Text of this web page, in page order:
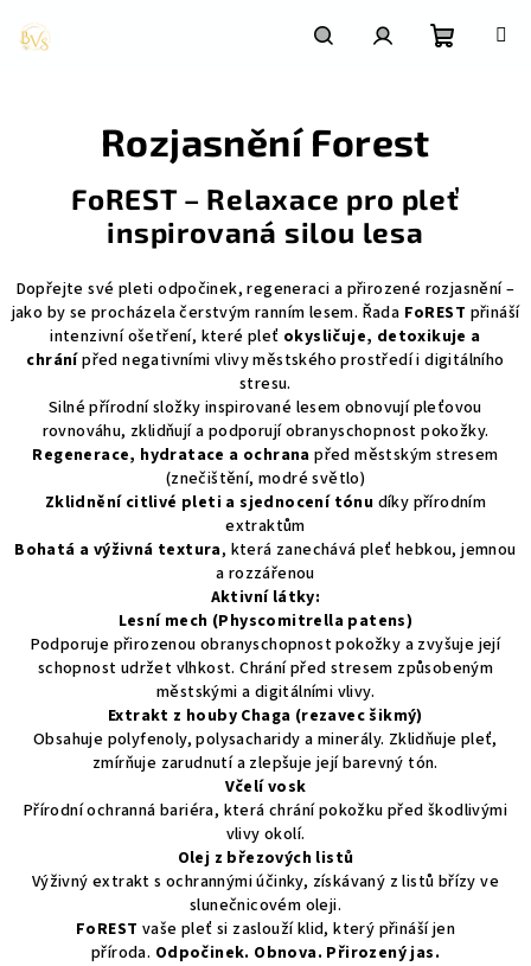
obsah
Rozjasnění Forest
FoREST – Relaxace pro pleť
inspirovaná silou lesa
Dopřejte své pleti odpočinek, regeneraci a přirozené rozjasnění –
jako by se procházela čerstvým ranním lesem. Řada FoREST přináší
intenzivní ošetření, které pleť okysličuje, detoxikuje a
chránípřed negativními vlivy městského prostředí i digitálního
stresu.
Silné přírodní složky inspirované lesem obnovují pleťovou
rovnováhu, zklidňují a podporují obranyschopnost pokožky.
Regenerace, hydratace a ochrana před městským stresem
(znečištění, modré světlo)
Zklidnění citlivé pleti a sjednocení tónu díky přírodním
extraktům
Bohatá a výživná textura, která zanechává pleť hebkou, jemnou
a rozzářenou
Aktivní látky:
Lesní mech (Physcomitrella patens)
Podporuje přirozenou obranyschopnost pokožky a zvyšuje její
schopnost udržet vlhkost. Chrání před stresem způsobeným
městskými a digitálními vlivy.
Extrakt z houby Chaga (rezavec šikmý)
Obsahuje polyfenoly, polysacharidy a minerály. Zklidňuje pleť,
zmírňuje zarudnutí a zlepšuje její barevný tón.
Včelí vosk
Přírodní ochranná bariéra, která chrání pokožku před škodlivými
vlivy okolí.
Olej z březových listů
Výživný extrakt s ochrannými účinky, získávaný z listů břízy ve
slunečnicovém oleji.
FoREST vaše pleť si zaslouží klid, který přináší jen
příroda. Odpočinek. Obnova. Přirozený jas.